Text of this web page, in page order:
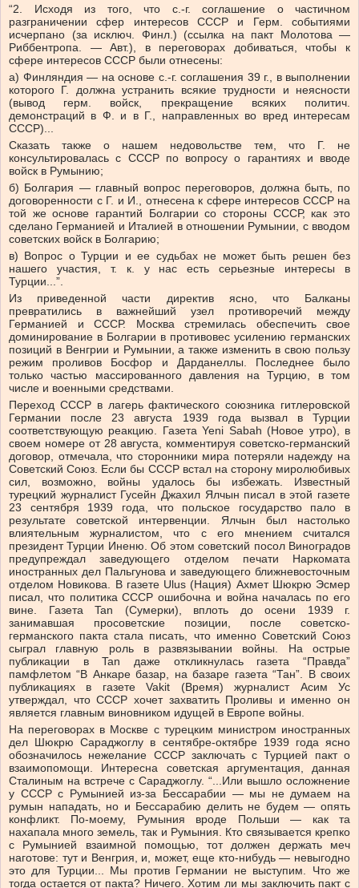
“2. Исходя из того, что с.-г. соглашение о частичном
разграничении сфер интересов СССР и Герм. событиями
исчерпано (за исключ. Финл.) (ссылка на пакт Молотова —
Риббентропа. — Авт.), в переговорах добиваться, чтобы к
сфере интересов СССР были отнесены:
а) Финляндия — на основе с.-г. соглашения 39 г., в выполнении
которого Г. должна устранить всякие трудности и неясности
(вывод герм. войск, прекращение всяких политич.
демонстраций в Ф. и в Г., направленных во вред интересам
СССР)...
Сказать также о нашем недовольстве тем, что Г. не
консультировалась с СССР по вопросу о гарантиях и вводе
войск в Румынию;
б) Болгария — главный вопрос переговоров, должна быть, по
договоренности с Г. и И., отнесена к сфере интересов СССР на
той же основе гарантий Болгарии со стороны СССР, как это
сделано Германией и Италией в отношении Румынии, с вводом
советских войск в Болгарию;
в) Вопрос о Турции и ее судьбах не может быть решен без
нашего участия, т. к. у нас есть серьезные интересы в
Турции...”.
Из приведенной части директив ясно, что Балканы
превратились в важнейший узел противоречий между
Германией и СССР. Москва стремилась обеспечить свое
доминирование в Болгарии в противовес усилению германских
позиций в Венгрии и Румынии, а также изменить в свою пользу
режим проливов Босфор и Дарданеллы. Последнее было
только частью массированного давления на Турцию, в том
числе и военными средствами.
Переход СССР в лагерь фактического союзника гитлеровской
Германии после 23 августа 1939 года вызвал в Турции
соответствующую реакцию. Газета Yeni Sabah (Новое утро), в
своем номере от 28 августа, комментируя советско-германский
договор, отмечала, что сторонники мира потеряли надежду на
Советский Союз. Если бы СССР встал на сторону миролюбивых
сил, возможно, войны удалось бы избежать. Известный
турецкий журналист Гусейн Джахил Ялчын писал в этой газете
23 сентября 1939 года, что польское государство пало в
результате советской интервенции. Ялчын был настолько
влиятельным журналистом, что с его мнением считался
президент Турции Иненю. Об этом советский посол Виноградов
предупреждал заведующего отделом печати Наркомата
иностранных дел Пальгунова и заведующего ближневосточным
отделом Новикова. В газете Ulus (Нация) Ахмет Шюкрю Эсмер
писал, что политика СССР ошибочна и война началась по его
вине. Газета Tan (Сумерки), вплоть до осени 1939 г.
занимавшая просоветские позиции, после советско-
германского пакта стала писать, что именно Советский Союз
сыграл главную роль в развязывании войны. На острые
публикации в Tan даже откликнулась газета “Правда”
памфлетом “В Анкаре базар, на базаре газета “Тан”. В своих
публикациях в газете Vakit (Время) журналист Асим Ус
утверждал, что СССР хочет захватить Проливы и именно он
является главным виновником идущей в Европе войны.
На переговорах в Москве с турецким министром иностранных
дел Шюкрю Сараджоглу в сентябре-октябре 1939 года ясно
обозначилось нежелание СССР заключать с Турцией пакт о
взаимопомощи. Интересна советская аргументация, данная
Сталиным на встрече с Сараджоглу. “...Или вышло осложнение
у СССР с Румынией из-за Бессарабии — мы не думаем на
румын нападать, но и Бессарабию делить не будем — опять
конфликт. По-моему, Румыния вроде Польши — как та
нахапала много земель, так и Румыния. Кто связывается крепко
с Румынией взаимной помощью, тот должен держать меч
наготове: тут и Венгрия, и, может, еще кто-нибудь — невыгодно
это для Турции... Мы против Германии не выступим. Что же
тогда остается от пакта? Ничего. Хотим ли мы заключить пакт с